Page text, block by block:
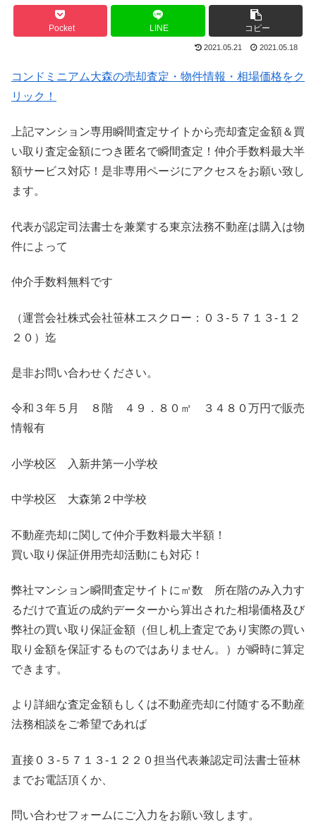
Pocket LINE コピー
2021.05.21 2021.05.18
コンドミニアム大森の売却査定・物件情報・相場価格をク
リック！
上記マンション専用瞬間査定サイトから売却査定金額＆買
い取り査定金額につき匿名で瞬間査定！仲介手数料最大半
額サービス対応！是非専用ページにアクセスをお願い致し
ます。
代表が認定司法書士を兼業する東京法務不動産は購入は物
件によって
仲介手数料無料です
（運営会社株式会社笹林エスクロー：０３-５７１３-１２
２０）迄
是非お問い合わせください。
令和３年５月 ８階 ４９．８０㎡ ３４８０万円で販売
情報有
小学校区 入新井第一小学校
中学校区 大森第２中学校
不動産売却に関して仲介手数料最大半額！
買い取り保証併用売却活動にも対応！
弊社マンション瞬間査定サイトに㎡数 所在階のみ入力す
るだけで直近の成約データーから算出された相場価格及び
弊社の買い取り保証金額（但し机上査定であり実際の買い
取り金額を保証するものではありません。）が瞬時に算定
できます。
より詳細な査定金額もしくは不動産売却に付随する不動産
法務相談をご希望であれば
直接０３-５７１３-１２２０担当代表兼認定司法書士笹林
までお電話頂くか、
問い合わせフォームにご入力をお願い致します。